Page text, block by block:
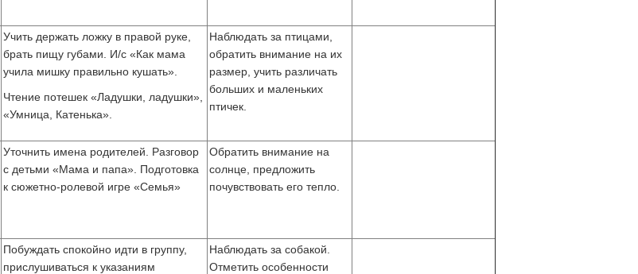
Учить держать ложку в правой руке,
брать пищу губами. И/с «Как мама
учила мишку правильно кушать».
Чтение потешек «Ладушки, ладушки»,
«Умница, Катенька».
Наблюдать за птицами,
обратить внимание на их
размер, учить различать
больших и маленьких
птичек.
Уточнить имена родителей. Разговор
с детьми «Мама и папа». Подготовка
к сюжетно-ролевой игре «Семья»
Обратить внимание на
солнце, предложить
почувствовать его тепло.
Побуждать спокойно идти в группу,
прислушиваться к указаниям
Наблюдать за собакой.
Отметить особенности